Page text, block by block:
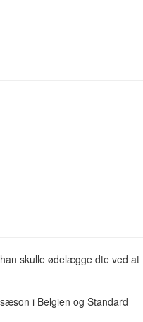
skulle ødelægge dte ved at
i Belgien og Standard